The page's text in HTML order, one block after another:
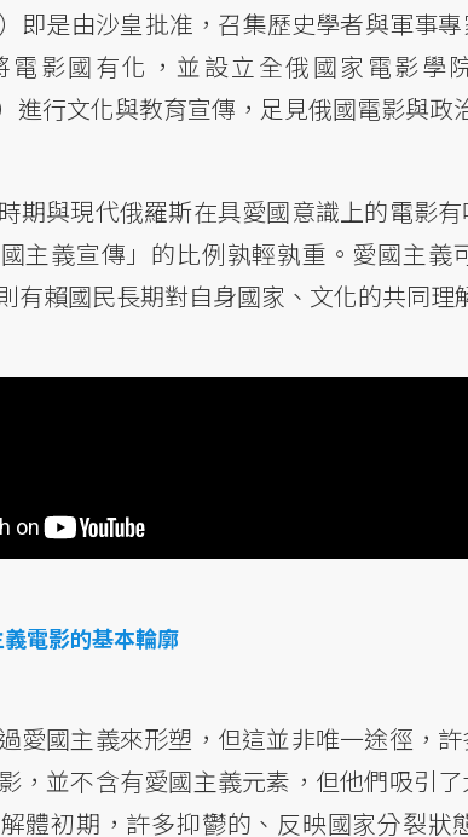
即是由沙皇批准，召集歷史學者與軍事
電影國有化，並設立全俄國家電影學
進行文化與教育宣傳，足見俄國電影與政
期與現代俄羅斯在具愛國意識上的電影
主義宣傳」的比例孰輕孰重。愛國主
有賴國民長期對自身國家、文化的共同理
電影的基本輪廓
愛國主義來形塑，但這並非唯一途徑，
，並不含有愛國主義元素，但他們吸引
體初期，許多抑鬱的、反映國家分裂